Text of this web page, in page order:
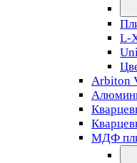
L-
Arbiton
МДФ